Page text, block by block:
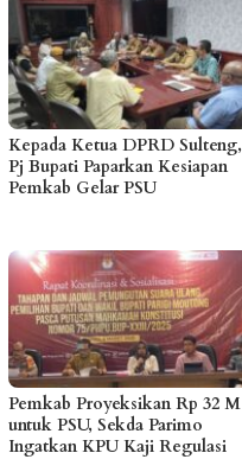
Kepada Ketua DPRD Sulteng,
Pj Bupati Paparkan Kesiapan
Pemkab Gelar PSU
Pemkab Proyeksikan Rp 32 M
untuk PSU, Sekda Parimo
Ingatkan KPU Kaji Regulasi